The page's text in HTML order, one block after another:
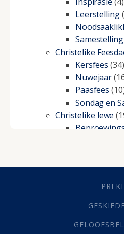
Leerstelling
Samestelling
Christelike
Kersfees (34)
Nuwejaar
Paasfees
Sondag en
Christelike lewe
Geestelike
(21)
Grys Areas
Lewensdoel